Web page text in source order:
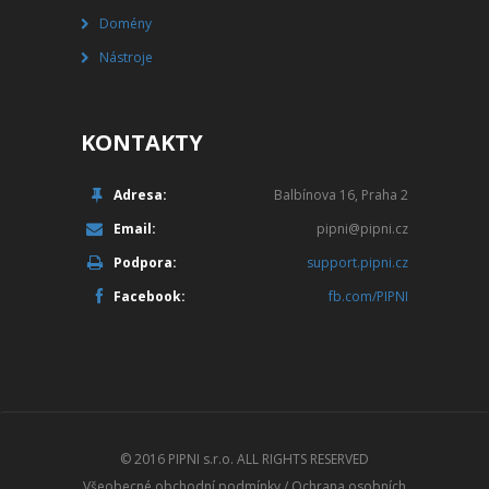
Domény
Nástroje
KONTAKTY
Adresa:
Balbínova 16, Praha 2
Email:
pipni@pipni.cz
Podpora:
support.pipni.cz
Facebook:
fb.com/PIPNI
© 2016 PIPNI s.r.o. ALL RIGHTS RESERVED